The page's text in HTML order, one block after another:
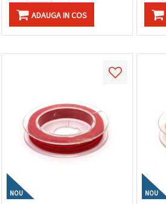
ADAUGA IN COS
NOU NOU